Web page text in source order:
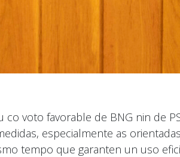
voto favorable de BNG nin de
especialmente as
tempo que garanten un uso